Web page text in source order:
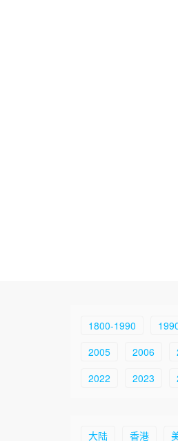
1800-1990
2005
2006
2022
2023
大陆
香港